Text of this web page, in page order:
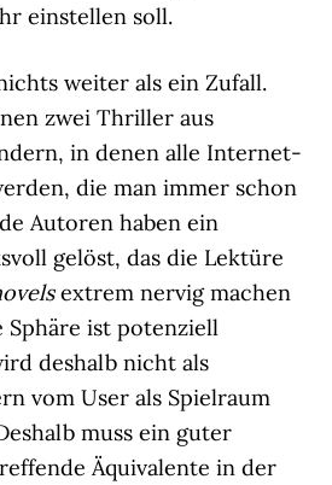
einstellen soll.
weiter als ein Zufall.
zwei Thriller aus
in denen alle Internet-
die man immer schon
Autoren haben ein
gelöst, das die Lektüre
extrem nervig machen
Sphäre ist potenziell
deshalb nicht als
vom User als Spielraum
muss ein guter
Äquivalente in der